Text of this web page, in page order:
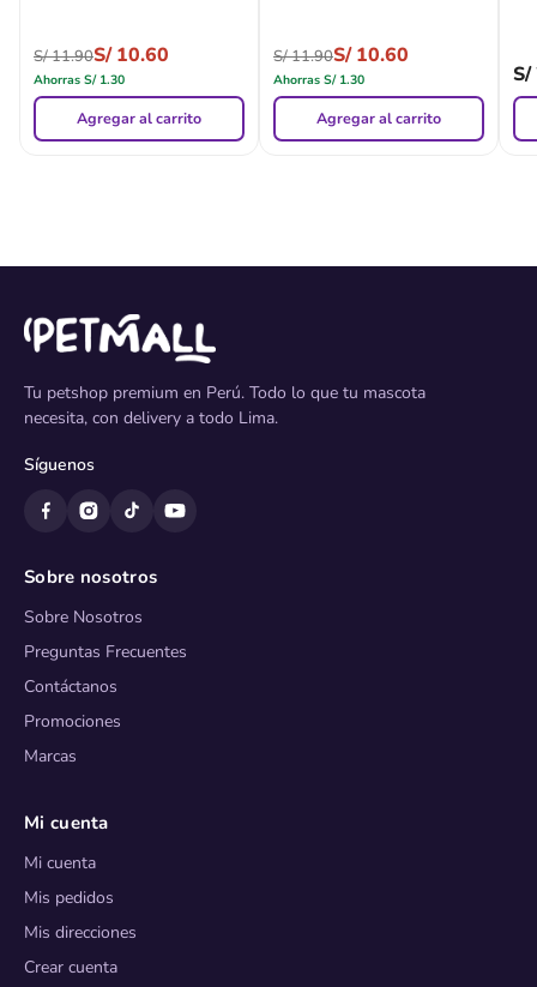
S/11.90S/10.60
Ahorras S/1.30
Agregar al carrito
S/11.90S/10.60
Ahorras S/1.30
Agregar al carrito
S/
Tu petshop premium en Perú. Todo lo que tu mascota
necesita, con delivery a todo Lima.
Síguenos
Sobre nosotros
Sobre Nosotros
Preguntas Frecuentes
Contáctanos
Promociones
Marcas
Mi cuenta
Mi cuenta
Mis pedidos
Mis direcciones
Crear cuenta